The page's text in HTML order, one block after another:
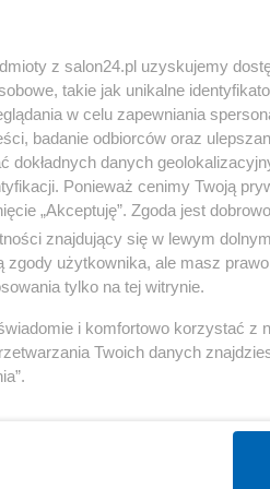
DO NOTKIz salon24.pl uzyskujemy
takie jak unikalne
w celu zapewniania
badanie odbiorców oraz
danych
Ponieważ cenimy Twoją
„Akceptuję”. Zgoda jest
znajdujący się w lewym
zgody użytkownika, ale masz
tylko na tej witrynie.
i komfortowo korzystać z
Twoich danych